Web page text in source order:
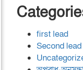
first lead
Second lead